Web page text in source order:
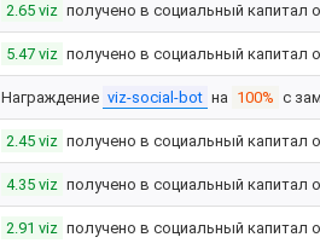
2.65 viz получено в социальный капитал
5.47 viz получено в социальный капитал
Награждение viz-social-bot на 100% с
2.45 viz получено в социальный капитал
4.35 viz получено в социальный капитал
2.91 viz получено в социальный капитал